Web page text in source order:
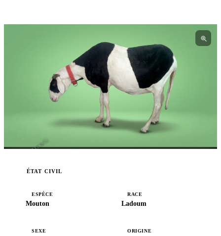
I3BREEDING
ÉTAT CIVIL
ESPÈCE
Mouton
RACE
Ladoum
SEXE ORIGINE